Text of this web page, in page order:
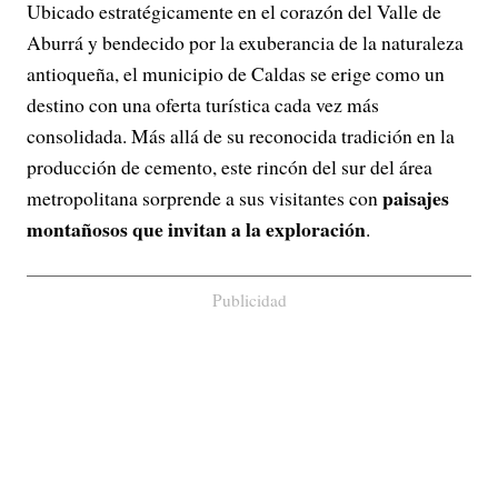
Ubicado estratégicamente en el corazón del Valle de
Aburrá y bendecido por la exuberancia de la naturaleza
antioqueña, el municipio de Caldas se erige como un
destino con una oferta turística cada vez más
consolidada. Más allá de su reconocida tradición en la
producción de cemento, este rincón del sur del área
metropolitana sorprende a sus visitantes conpaisajes
montañosos que invitan a la exploración.
Publicidad